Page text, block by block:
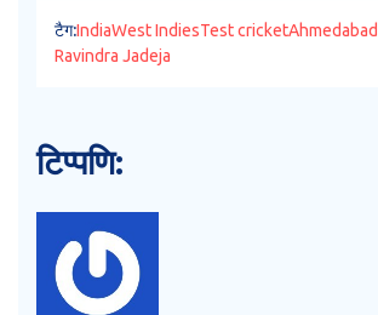
टैग:IndiaWest IndiesTest cricketAhmedabad
Ravindra Jadeja
टिप्पणि: